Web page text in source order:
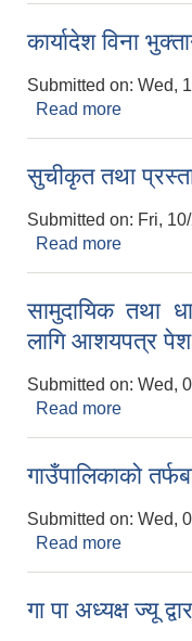
कार्यादेश विना
Submitted on: Wed,
Read more
सुचीकृत तथा
Submitted on: Fri,
Read more
सामुदायिक तथा
लागि आशयपत्र पेश
Submitted on: Wed,
Read more
गाउँपालिकाको
Submitted on: Wed,
Read more
गा पा अध्यक्ष ज्यू